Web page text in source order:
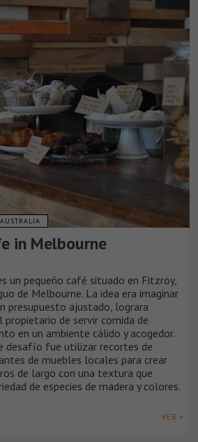
AUSTRALIA
in Melbourne
un pequeño café situado en Fitzroy,
de Melbourne. La idea era imaginar
presupuesto ajustado, lograra
propietario de servir comida de
en un ambiente cálido y acogedor.
desafío fue utilizar recortes de
de muebles locales para crear
de largo con una textura que
de especies de madera y colores.
VER +